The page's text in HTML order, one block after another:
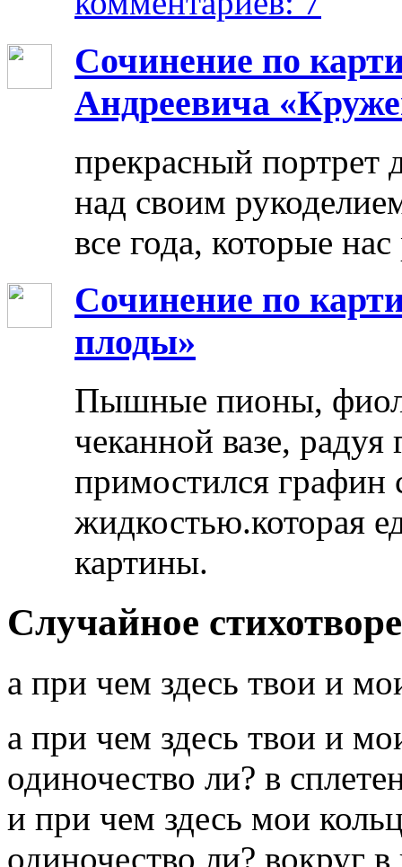
Сочинение по
Андреевича
прекрасный портрет
над своим
все года, которые
Сочинение по
плоды»
Пышные пионы,
чеканной вазе,
примостился графин
жидкостью.которая
картины.
Случайное
а при чем здесь твои и
а при чем здесь твои и
одиночество ли? в
и при чем здесь мои
одиночество ли? вокруг в